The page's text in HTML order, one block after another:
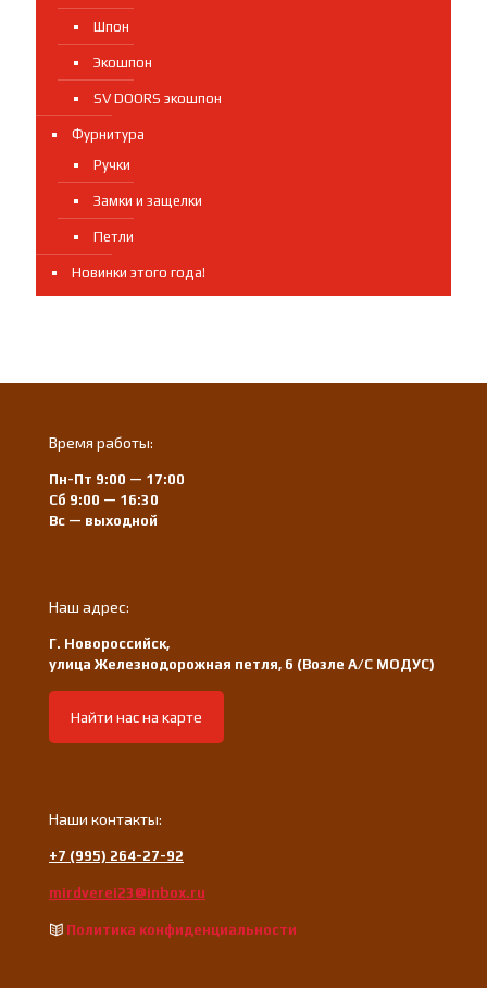
Шпон
Экошпон
SV DOORS экошпон
Фурнитура
Ручки
Замки и защелки
Петли
Новинки этого года!
Время работы:
Пн-Пт 9:00 — 17:00
Сб 9:00 — 16:30
Вс — выходной
Наш адрес:
Г. Новороссийск,
улица Железнодорожная петля, 6 (Возле А/С МОДУС)
Найти нас на карте
Наши контакты:
+7 (995) 264-27-92
mirdverei23@inbox.ru
Политика конфиденциальности